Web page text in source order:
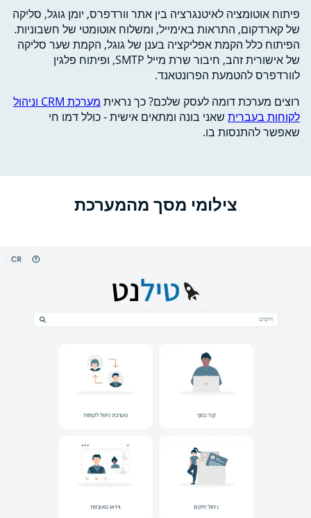
פיתוח אוטומציה לאיטנגרציה בין אתר וורדפרס, יומן גוגל, סליקה
של קארדקום, התראות באימייל, ומשלוח אוטומטי של חשבוניות.
הפיתוח כלל הקמת אפליקציה בענן של גוגל, הקמת שער סליקה
של אישורית זהב, חיבור שרת מייל SMTP, ופיתוח פלגין
לוורדפרס להטמעת הפרונטאנד.
רוצים מערכת דומה לעסק שלכם? כך נראית
מערכת CRM וניהול
לקוחות בעברית שאני בונה ומתאים אישית - כולל דמו חי
שאפשר להתנסות בו.
צילומי מסך מהמערכת